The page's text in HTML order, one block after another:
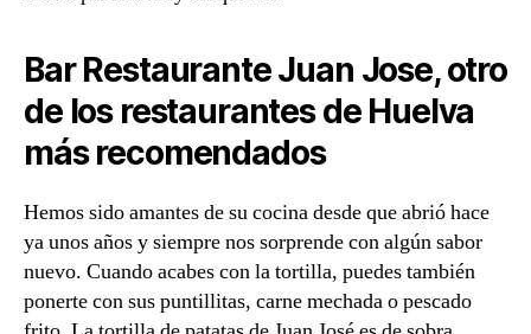
Bar Restaurante Juan Jose, otro
de los restaurantes de Huelva
más recomendados
Hemos sido amantes de su cocina desde que abrió hace
ya unos años y siempre nos sorprende con algún sabor
nuevo. Cuando acabes con la tortilla, puedes también
ponerte con sus puntillitas, carne mechada o pescado